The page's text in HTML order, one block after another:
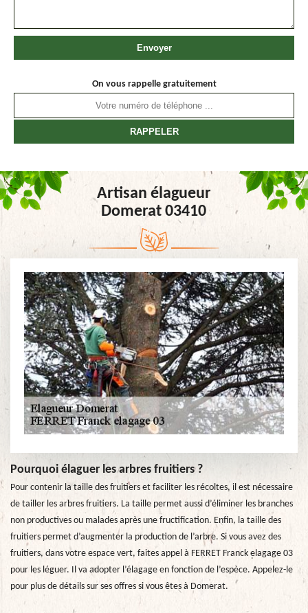
On vous rappelle gratuitement
Artisan élagueur
Domerat 03410
Pourquoi élaguer les arbres fruitiers ?
Pour contenir la taille des fruitiers et faciliter les récoltes, il est nécessaire
de tailler les arbres fruitiers. La taille permet aussi d’éliminer les branches
non productives ou malades après une fructification. Enfin, la taille des
fruitiers permet d’augmenter la production de l’arbre. Si vous avez des
fruitiers, dans votre espace vert, faites appel à FERRET Franck elagage 03
pour les léguer. Il va adopter l’élagage en fonction de l’espèce. Appelez-le
pour plus de détails sur ses offres si vous êtes à Domerat.